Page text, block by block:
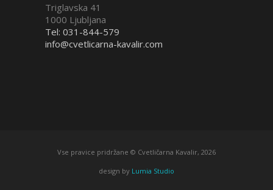
Triglavska 41
1000 Ljubljana
Tel: 031-844-579
info@cvetlicarna-kavalir.com
Vse pravice pridržane © Cvetličarna Kavalir, 2026
design by Lumia Studio